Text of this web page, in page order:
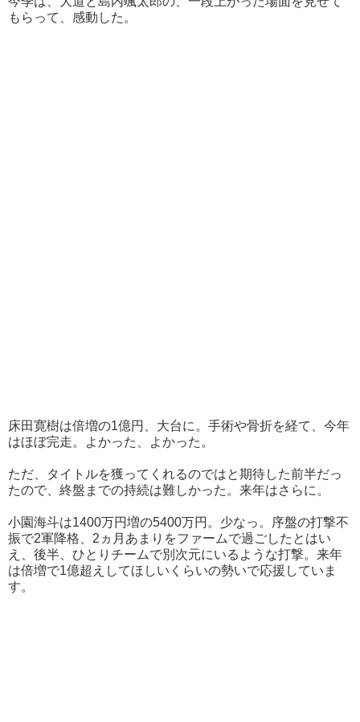
もらって、感動した。
床田寛樹は倍増の1億円、大台に。手術や骨折を経て、今年
はほぼ完走。よかった、よかった。
ただ、タイトルを獲ってくれるのではと期待した前半だっ
たので、終盤までの持続は難しかった。来年はさらに。
小園海斗は1400万円増の5400万円。少なっ。序盤の打撃不
振で2軍降格、2ヵ月あまりをファームで過ごしたとはい
え、後半、ひとりチームで別次元にいるような打撃。来年
は倍増で1億超えしてほしいくらいの勢いで応援していま
す。